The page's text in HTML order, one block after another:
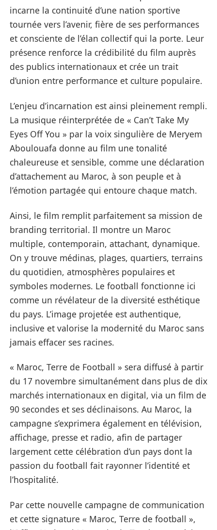
incarne la continuité d’une nation sportive
tournée vers l’avenir, fière de ses performances
et consciente de l’élan collectif qui la porte. Leur
présence renforce la crédibilité du film auprès
des publics internationaux et crée un trait
d’union entre performance et culture populaire.
L’enjeu d’incarnation est ainsi pleinement rempli.
La musique réinterprétée de « Can’t Take My
Eyes Off You » par la voix singulière de Meryem
Aboulouafa donne au film une tonalité
chaleureuse et sensible, comme une déclaration
d’attachement au Maroc, à son peuple et à
l’émotion partagée qui entoure chaque match.
Ainsi, le film remplit parfaitement sa mission de
branding territorial. Il montre un Maroc
multiple, contemporain, attachant, dynamique.
On y trouve médinas, plages, quartiers, terrains
du quotidien, atmosphères populaires et
symboles modernes. Le football fonctionne ici
comme un révélateur de la diversité esthétique
du pays. L’image projetée est authentique,
inclusive et valorise la modernité du Maroc sans
jamais effacer ses racines.
« Maroc, Terre de Football » sera diffusé à partir
du 17 novembre simultanément dans plus de dix
marchés internationaux en digital, via un film de
90 secondes et ses déclinaisons. Au Maroc, la
campagne s’exprimera également en télévision,
affichage, presse et radio, afin de partager
largement cette célébration d’un pays dont la
passion du football fait rayonner l’identité et
l’hospitalité.
Par cette nouvelle campagne de communication
et cette signature « Maroc, Terre de football »,